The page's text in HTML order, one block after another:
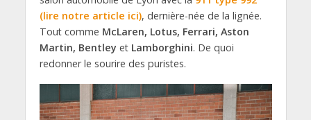
(lire notre article ici), dernière-née de la lignée.
Tout comme McLaren, Lotus, Ferrari, Aston
Martin, Bentleyet Lamborghini. De quoi
redonner le sourire des puristes.